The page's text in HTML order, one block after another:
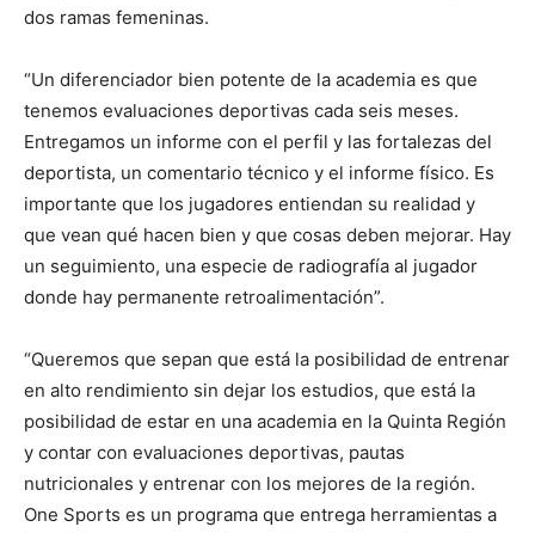
dos ramas femeninas.
“Un diferenciador bien potente de la academia es que
tenemos evaluaciones deportivas cada seis meses.
Entregamos un informe con el perfil y las fortalezas del
deportista, un comentario técnico y el informe físico. Es
importante que los jugadores entiendan su realidad y
que vean qué hacen bien y que cosas deben mejorar. Hay
un seguimiento, una especie de radiografía al jugador
donde hay permanente retroalimentación”.
“Queremos que sepan que está la posibilidad de entrenar
en alto rendimiento sin dejar los estudios, que está la
posibilidad de estar en una academia en la Quinta Región
y contar con evaluaciones deportivas, pautas
nutricionales y entrenar con los mejores de la región.
One Sports es un programa que entrega herramientas a